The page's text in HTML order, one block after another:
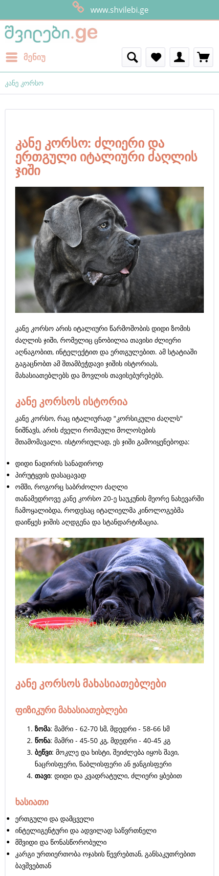
მენიუ
კანე კორსო
კანე კორსო: ძლიერი და
ერთგული იტალიური ძაღლის
ჯიში
კანე კორსო არის იტალიური წარმოშობის დიდი ზომის
ძაღლის ჯიში, რომელიც ცნობილია თავისი ძლიერი
აღნაგობით, ინტელექტით და ერთგულებით. ამ სტატიაში
გაგაცნობთ ამ შთამბეჭდავი ჯიშის ისტორიას,
მახასიათებლებს და მოვლის თავისებურებებს.
კანე კორსოს ისტორია
კანე კორსო, რაც იტალიურად "კორსიკული ძაღლს"
ნიშნავს, არის ძველი რომაული მოლოსების
შთამომავალი. ისტორიულად, ეს ჯიში გამოიყენებოდა:
დიდი ნადირის სანადიროდ
პირუტყვის დასაცავად
ომში, როგორც საბრძოლო ძაღლი
თანამედროვე კანე კორსო 20-ე საუკუნის მეორე ნახევარში
ჩამოყალიბდა, როდესაც იტალიელმა კინოლოგებმა
დაიწყეს ჯიშის აღდგენა და სტანდარტიზაცია.
კანე კორსოს მახასიათებლები
ფიზიკური მახასიათებლები
ზომა: მამრი - 62-70 სმ, მდედრი - 58-66 სმ
წონა: მამრი - 45-50 კგ, მდედრი - 40-45 კგ
ბეწვი: მოკლე და ხისტი, შეიძლება იყოს შავი,
ნაცრისფერი, წაბლისფერი ან ჟანგისფერი
თავი: დიდი და კვადრატული, ძლიერი ყბებით
ხასიათი
ერთგული და დამცველი
ინტელიგენტური და ადვილად საწვრთნელი
მშვიდი და წონასწორობული
კარგი ურთიერთობა ოჯახის წევრებთან, განსაკუთრებით
ბავშვებთან